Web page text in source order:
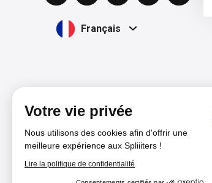
Votre vie privée
Nous utilisons des cookies afin d'offrir une
meilleure expérience aux Spliiiters !
Lire la politique de confidentialité
Français
Films & Séries